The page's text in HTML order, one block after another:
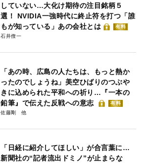
していない…大化け期待の注目銘柄５
選！ NVIDIA一強時代に終止符を打つ「誰
もが知っている」あの会社とは
有料
石井僚一
「あの時、広島の人たちは、もっと熱か
ったのでしょうね」美空ひばりのつぶや
きに込められた平和への祈り…『一本の
鉛筆』で伝えた反戦への意志
有料
佐藤剛
「日経に紹介してほしい」が合言葉に…
新聞社の“記者流出ドミノ”が止まらな